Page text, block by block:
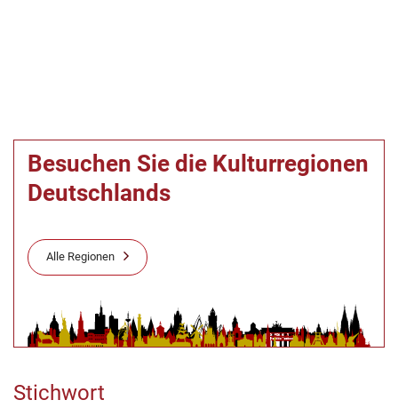
Besuchen Sie die Kulturregionen
Deutschlands
Alle Regionen
Stichwort